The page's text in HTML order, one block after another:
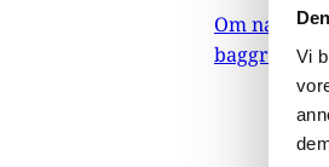
Vi
Om nævnets